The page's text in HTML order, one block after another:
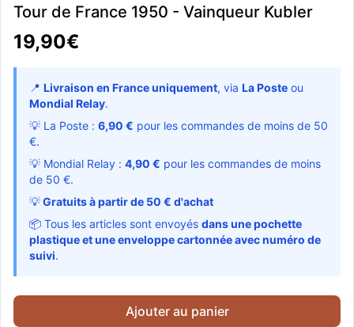
Tour de France 1950 - Vainqueur Kubler
19,90€
📍 Livraison en France uniquement, via La Poste ou
Mondial Relay.
💡 La Poste : 6,90 € pour les commandes de moins de 50
€.
💡 Mondial Relay : 4,90 € pour les commandes de moins
de 50 €.
💡Gratuits à partir de 50 € d'achat
📦 Tous les articles sont envoyés dans une pochette
plastique et une enveloppe cartonnée avec numéro de
suivi.
Ajouter au panier